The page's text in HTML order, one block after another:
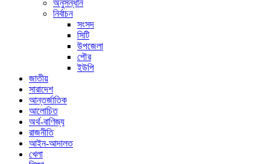
অনুসন্ধান
নির্বাচন
সংসদ
সিটি
উপজেলা
পৌর
ইউপি
জাতীয়
সারাদেশ
আন্তর্জাতিক
আলোচিত
অর্থ-বাণিজ্য
রাজনীতি
আইন-আদালত
খেলা